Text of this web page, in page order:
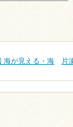
海が見える・海
片